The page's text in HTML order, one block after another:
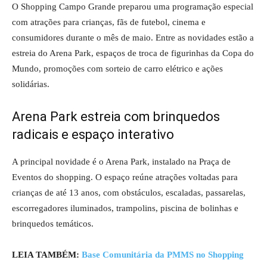
O Shopping Campo Grande preparou uma programação especial
com atrações para crianças, fãs de futebol, cinema e
consumidores durante o mês de maio. Entre as novidades estão a
estreia do Arena Park, espaços de troca de figurinhas da Copa do
Mundo, promoções com sorteio de carro elétrico e ações
solidárias.
Arena Park estreia com brinquedos
radicais e espaço interativo
A principal novidade é o Arena Park, instalado na Praça de
Eventos do shopping. O espaço reúne atrações voltadas para
crianças de até 13 anos, com obstáculos, escaladas, passarelas,
escorregadores iluminados, trampolins, piscina de bolinhas e
brinquedos temáticos.
LEIA TAMBÉM: Base Comunitária da PMMS no Shopping